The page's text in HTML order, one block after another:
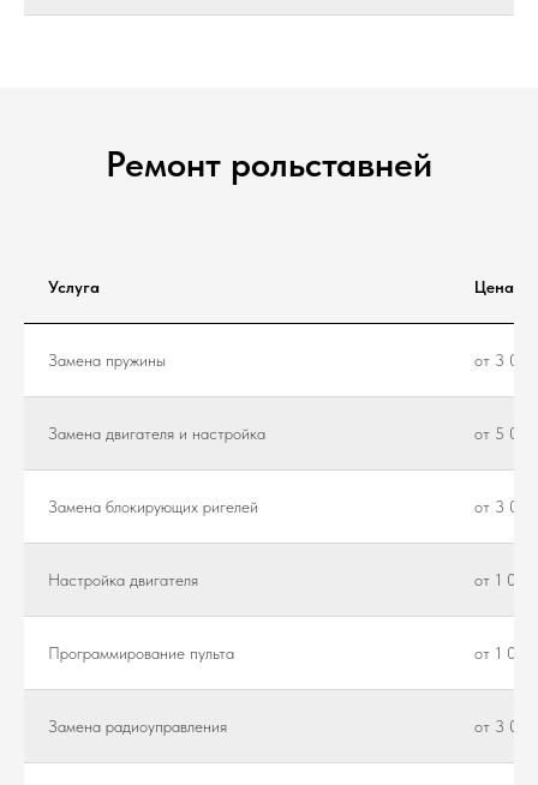
Ремонт рольставней
Услуга Цена
Замена пружины от 3
Замена двигателя и настройка от 5
Замена блокирующих ригелей от 3
Настройка двигателя от 1
Программирование пульта от 1
Замена радиоуправления от 3